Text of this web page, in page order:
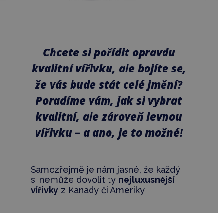
Chcete si pořídit opravdu
kvalitní vířivku, ale bojíte se,
že vás bude stát celé jmění?
Poradíme vám, jak si vybrat
kvalitní, ale zároveň levnou
vířivku – a ano, je to možné!
Samozřejmě je nám jasné, že každý
si nemůže dovolit ty nejluxusnější
vířivkyz Kanady či Ameriky.